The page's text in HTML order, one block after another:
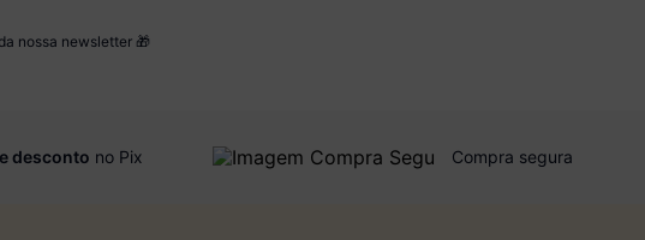
nossa newsletter 🎁
desconto no Pix Compra segura